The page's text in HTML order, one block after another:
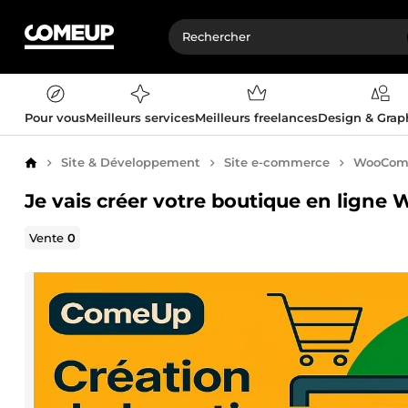
Pour vousMeilleurs servicesMeilleurs freelancesDesign &
AccueilSite & Développement Site e-commerce
Je vais créer votre boutique en ligne
Vente0